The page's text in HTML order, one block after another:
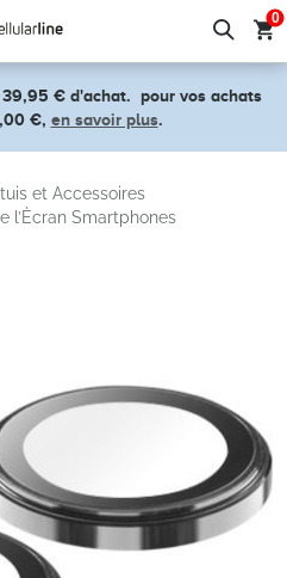
0
€ d'achat. pour vos achats
€, en savoir plus.
et Accessoires
l’Ècran Smartphones